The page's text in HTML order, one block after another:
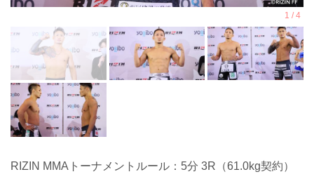
RIZIN MMAトーナメントルール：5分 3R（61.0kg契約）